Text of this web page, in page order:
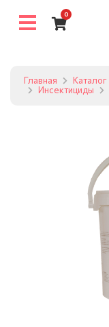
0
Главная Каталог
Инсектициды